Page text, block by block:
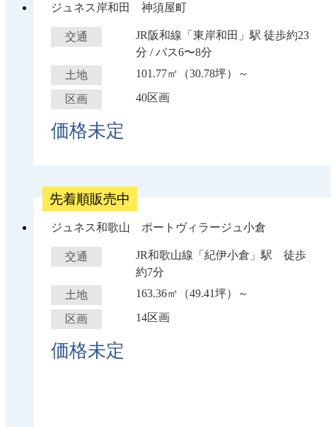
ジュネス岸和田 神須屋町
交通
JR阪和線「東岸和田」駅 徒歩約23
分 / バス6〜8分
土地
101.77㎡（30.78坪）～
区画 40区画
価格未定
先着順販売中
ジュネス和歌山 ポートヴィラージュ小倉
交通
JR和歌山線「紀伊小倉」駅 徒歩
約7分
土地
163.36㎡（49.41坪）～
区画 14区画
価格未定